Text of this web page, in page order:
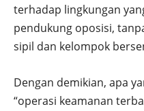
terhadap lingkungan
pendukung oposisi,
sipil dan kelompok
Dengan demikian, apa
“operasi keamanan